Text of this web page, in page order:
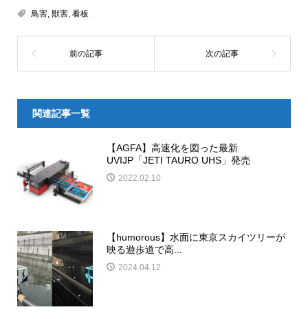
鳥害, 獣害, 看板
関連記事一覧
【AGFA】高速化を図った最新
UVIJP「JETI TAURO UHS」発売
2022.02.10
【humorous】水面に東京スカイツリーが
映る遊歩道で高...
2024.04.12